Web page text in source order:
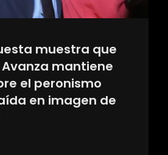
muestra que
mantiene
el peronismo
en imagen de